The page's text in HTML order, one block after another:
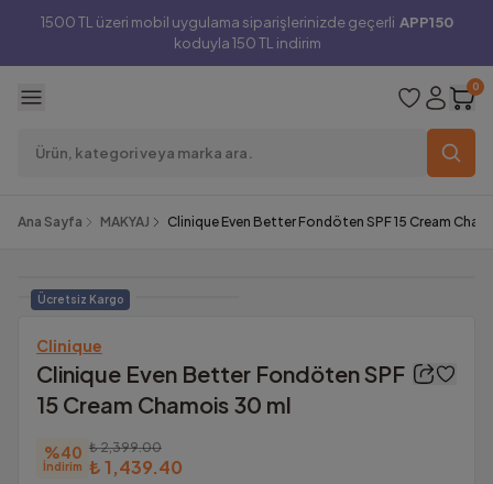
1500 TL üzeri mobil uygulama siparişlerinizde geçerli APP150
koduyla 150 TL indirim
0
Ana Sayfa MAKYAJ Clinique Even Better Fondöten SPF 15 Cream
Ücretsiz Kargo
Clinique
Clinique Even Better Fondöten SPF
15 Cream Chamois 30 ml
%40
İndirim
₺ 2,399.00
₺ 1,439.40